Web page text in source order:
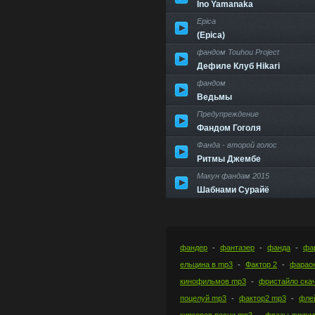
Ino Yamanaka
Epica
(Epica)
фандом Touhou Project
Дефиле Клуб Hikari
фандом
Ведьмы
Предупреждение
Фандом Гоголя
Фанда - второй голос
Ритмы Джембе
Макун фандам 2015
Шабнами Сурайё
фандер фантазер фанда
ельцина в mp3
Фактор 2
кинофильмов mp3
фристайло
поцелуй mp3
фактор2 mp3